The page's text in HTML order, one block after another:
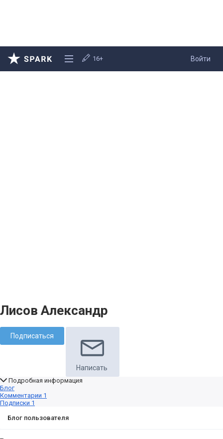
Войти
16+
Лисов Александр
Подписаться
Написать
Подробная информация
Блог
Комментарии 1
Подписки 1
Блог пользователя